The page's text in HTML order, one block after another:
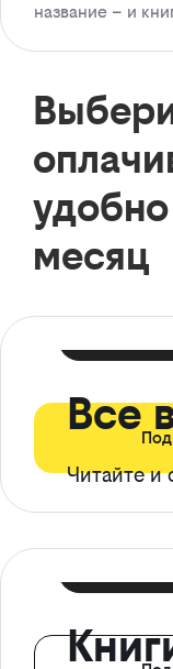
название – и
месяц
Все
Читайте и